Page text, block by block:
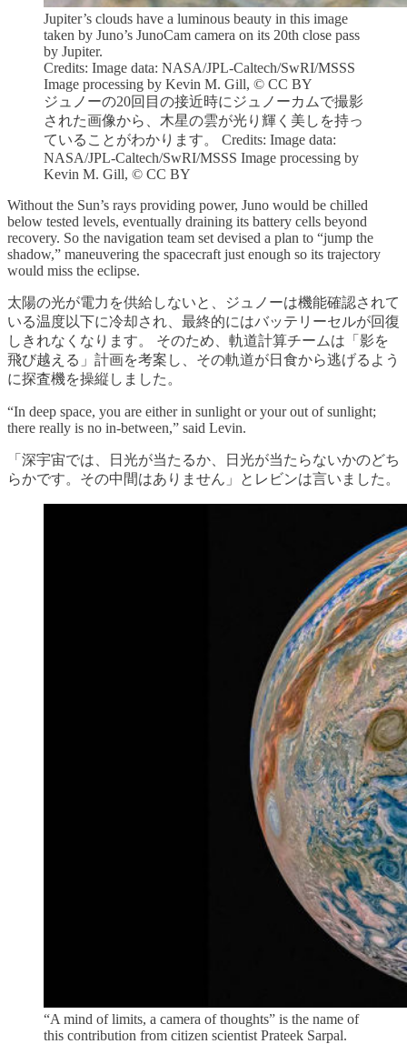
Jupiter’s clouds have a luminous beauty in this image
taken by Juno’s JunoCam camera on its 20th close pass
by Jupiter.
Credits: Image data: NASA/JPL-Caltech/SwRI/MSSS
Image processing by Kevin M. Gill, © CC BY
ジュノーの20回目の接近時にジュノーカムで撮影
された画像から、木星の雲が光り輝く美しを持っ
ていることがわかります。 Credits: Image data:
NASA/JPL-Caltech/SwRI/MSSS Image processing by
Kevin M. Gill, © CC BY
Without the Sun’s rays providing power, Juno would be chilled
below tested levels, eventually draining its battery cells beyond
recovery. So the navigation team set devised a plan to “jump the
shadow,” maneuvering the spacecraft just enough so its trajectory
would miss the eclipse.
太陽の光が電力を供給しないと、ジュノーは機能確認されて
いる温度以下に冷却され、最終的にはバッテリーセルが回復
しきれなくなります。 そのため、軌道計算チームは「影を
飛び越える」計画を考案し、その軌道が日食から逃げるよう
に探査機を操縦しました。
“In deep space, you are either in sunlight or your out of sunlight;
there really is no in-between,” said Levin.
「深宇宙では、日光が当たるか、日光が当たらないかのどち
らかです。その中間はありません」とレビンは言いました。
“A mind of limits, a camera of thoughts” is the name of
this contribution from citizen scientist Prateek Sarpal.